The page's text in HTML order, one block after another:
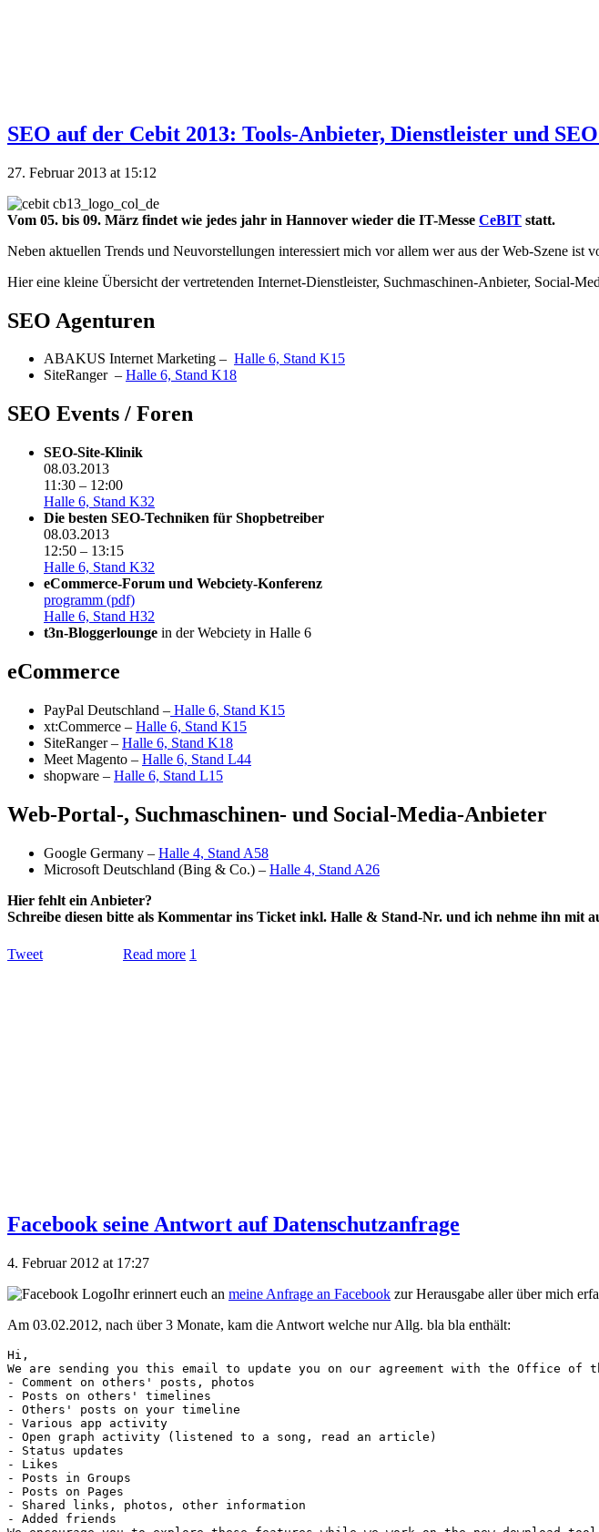
SEO auf der Cebit 2013: Tools-Anbieter, Dienstleister und
27. Februar 2013 at 15:12
Vom 05. bis 09. März findet wie jedes jahr in Hannover wieder die IT-Messe CeBIT statt.
Neben aktuellen Trends und Neuvorstellungen interessiert mich vor allem wer aus der Web-Szene ist
Hier eine kleine Übersicht der vertretenden Internet-Dienstleister, Suchmaschinen-Anbieter, Social-
SEO Agenturen
ABAKUS Internet Marketing – Halle 6, Stand K15
SiteRanger – Halle 6, Stand K18
SEO Events / Foren
SEO-Site-Klinik
08.03.2013
11:30 – 12:00
Halle 6, Stand K32
Die besten SEO-Techniken für Shopbetreiber
08.03.2013
12:50 – 13:15
Halle 6, Stand K32
eCommerce-Forum und Webciety-Konferenz
programm (pdf)
Halle 6, Stand H32
t3n-Bloggerlounge in der Webciety in Halle 6
eCommerce
PayPal Deutschland – Halle 6, Stand K15
xt:Commerce – Halle 6, Stand K15
SiteRanger – Halle 6, Stand K18
Meet Magento – Halle 6, Stand L44
shopware – Halle 6, Stand L15
Web-Portal-, Suchmaschinen- und Social-Media-Anbieter
Google Germany – Halle 4, Stand A58
Microsoft Deutschland (Bing & Co.) – Halle 4, Stand A26
Hier fehlt ein Anbieter?
Schreibe diesen bitte als Kommentar ins Ticket inkl. Halle & Stand-Nr. und ich nehme ihn mit
Tweet Read more 1
Facebook seine Antwort auf Datenschutzanfrage
4. Februar 2012 at 17:27
Ihr erinnert euch an meine Anfrage an Facebook zur Herausgabe aller über mich
Am 03.02.2012, nach über 3 Monate, kam die Antwort welche nur Allg. bla bla enthält:
Hi,
We are sending you this email to update you on our agreement with the Office
- Comment on others' posts, photos
- Posts on others' timelines
- Others' posts on your timeline
- Various app activity
- Open graph activity (listened to a song, read an article)
- Status updates
- Likes
- Posts in Groups
- Posts on Pages
- Shared links, photos, other information
- Added friends